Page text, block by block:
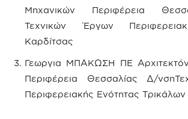
Μηχανικών Περιφέρεια
Τεχνικών Έργων
Καρδίτσας
Γεωργια ΜΠΑΚΩΣΗ ΠΕ
Περιφέρεια Θεσσαλίας Δ/
Περιφερειακής Ενότητας Τρικάλων